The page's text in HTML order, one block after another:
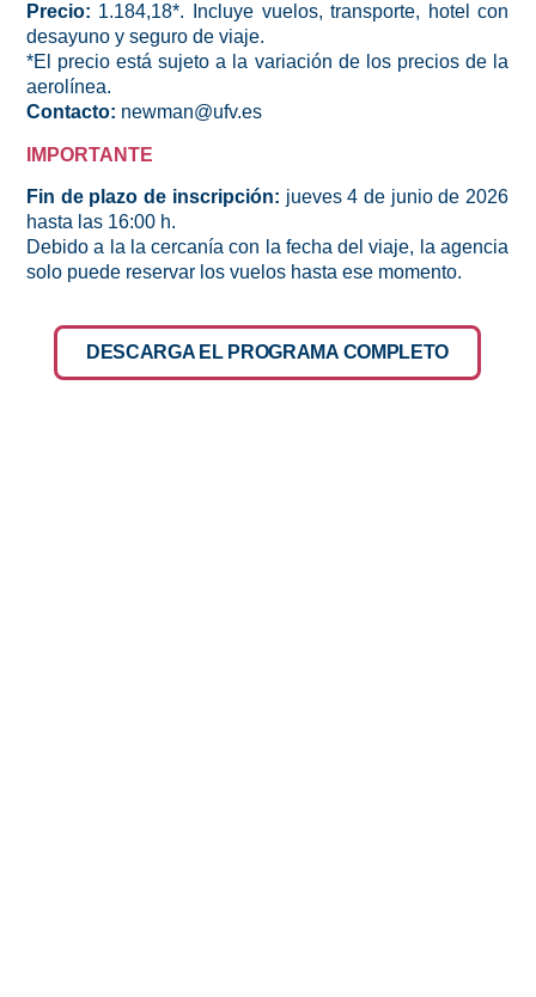
Precio: 1.184,18*. Incluye vuelos, transporte, hotel con
desayuno y seguro de viaje.
*El precio está sujeto a la variación de los precios de la
aerolínea.
Contacto: newman@ufv.es
IMPORTANTE
Fin de plazo de inscripción: jueves 4 de junio de 2026
hasta las 16:00 h.
Debido a la la cercanía con la fecha del viaje, la agencia
solo puede reservar los vuelos hasta ese momento.
DESCARGA EL PROGRAMA COMPLETO